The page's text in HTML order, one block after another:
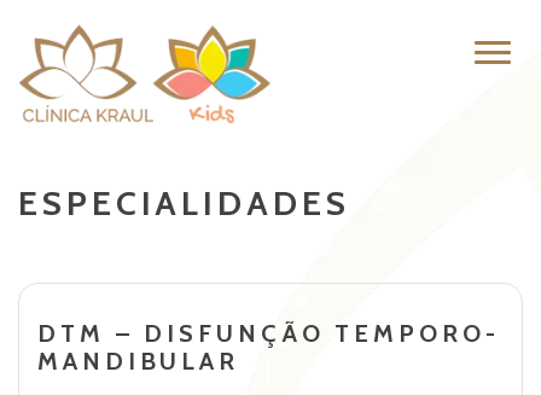
Pular
para
o
conteúdo
ESPECIALIDADES
DTM – DISFUNÇÃO TEMPORO-
MANDIBULAR